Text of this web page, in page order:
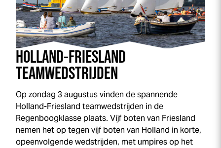
HOLLAND-FRIESLAND
TEAMWEDSTRIJDEN
Op zondag 3 augustus vinden de spannende
Holland-Friesland teamwedstrijden in de
Regenboogklasse plaats. Vijf boten van Friesland
nemen het op tegen vijf boten van Holland in korte,
opeenvolgende wedstrijden, met umpires op het